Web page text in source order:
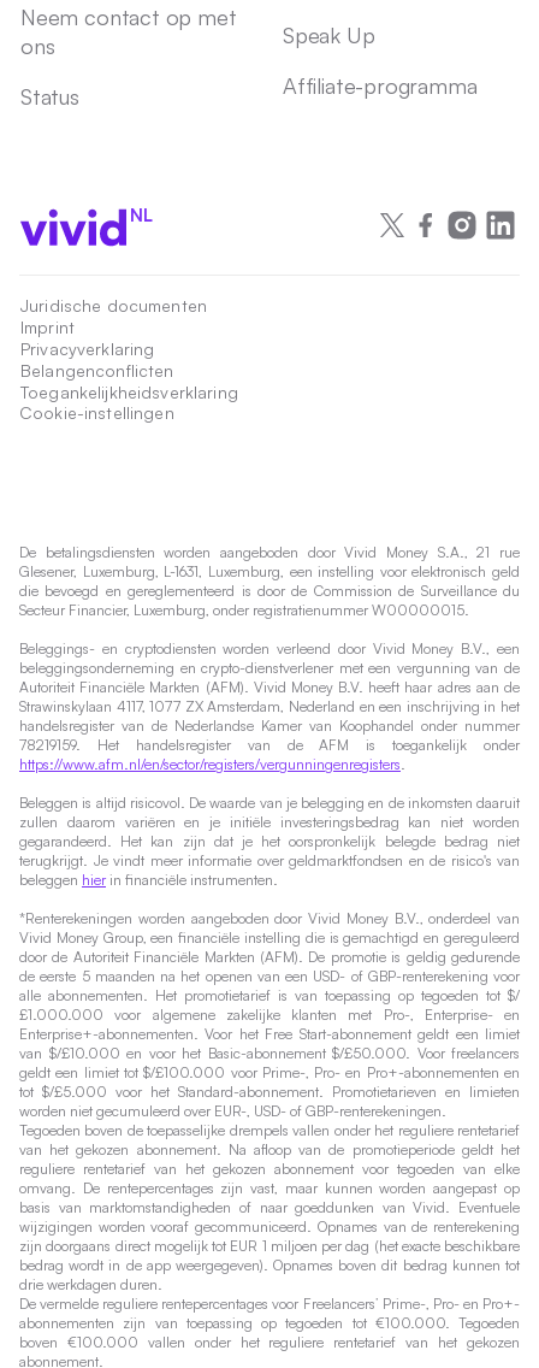
Neem contact op met
ons
Status
Speak Up
Affiliate-programma
NL
Juridische documenten
Imprint
Privacyverklaring
Belangenconflicten
Toegankelijkheidsverklaring
Cookie-instellingen
De betalingsdiensten worden aangeboden door Vivid Money S.A., 21 rue
Glesener, Luxemburg, L-1631, Luxemburg, een instelling voor elektronisch geld
die bevoegd en gereglementeerd is door de Commission de Surveillance du
Secteur Financier, Luxemburg, onder registratienummer W00000015.
Beleggings- en cryptodiensten worden verleend door Vivid Money B.V., een
beleggingsonderneming en crypto-dienstverlener met een vergunning van de
Autoriteit Financiële Markten (AFM). Vivid Money B.V. heeft haar adres aan de
Strawinskylaan 4117, 1077 ZX Amsterdam, Nederland en een inschrijving in het
handelsregister van de Nederlandse Kamer van Koophandel onder nummer
78219159. Het handelsregister van de AFM is toegankelijk onder
https://www.afm.nl/en/sector/registers/vergunningenregisters.
Beleggen is altijd risicovol. De waarde van je belegging en de inkomsten daaruit
zullen daarom variëren en je initiële investeringsbedrag kan niet worden
gegarandeerd. Het kan zijn dat je het oorspronkelijk belegde bedrag niet
terugkrijgt. Je vindt meer informatie over geldmarktfondsen en de risico's van
beleggen hier in financiële instrumenten.
*Renterekeningen worden aangeboden door Vivid Money B.V., onderdeel van
Vivid Money Group, een financiële instelling die is gemachtigd en gereguleerd
door de Autoriteit Financiële Markten (AFM). De promotie is geldig gedurende
de eerste 5 maanden na het openen van een USD- of GBP-renterekening voor
alle abonnementen. Het promotietarief is van toepassing op tegoeden tot $/
£1.000.000 voor algemene zakelijke klanten met Pro-, Enterprise- en
Enterprise+-abonnementen. Voor het Free Start-abonnement geldt een limiet
van $/£10.000 en voor het Basic-abonnement $/£50.000. Voor freelancers
geldt een limiet tot $/£100.000 voor Prime-, Pro- en Pro+-abonnementen en
tot $/£5.000 voor het Standard-abonnement. Promotietarieven en limieten
worden niet gecumuleerd over EUR-, USD- of GBP-renterekeningen.
Tegoeden boven de toepasselijke drempels vallen onder het reguliere rentetarief
van het gekozen abonnement. Na afloop van de promotieperiode geldt het
reguliere rentetarief van het gekozen abonnement voor tegoeden van elke
omvang. De rentepercentages zijn vast, maar kunnen worden aangepast op
basis van marktomstandigheden of naar goeddunken van Vivid. Eventuele
wijzigingen worden vooraf gecommuniceerd. Opnames van de renterekening
zijn doorgaans direct mogelijk tot EUR 1 miljoen per dag (het exacte beschikbare
bedrag wordt in de app weergegeven). Opnames boven dit bedrag kunnen tot
drie werkdagen duren.
De vermelde reguliere rentepercentages voor Freelancers’ Prime-, Pro- en Pro+-
abonnementen zijn van toepassing op tegoeden tot €100.000. Tegoeden
boven €100.000 vallen onder het reguliere rentetarief van het gekozen
abonnement.